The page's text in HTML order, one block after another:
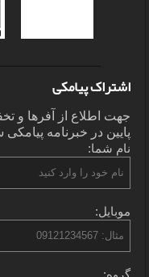
اشتراک پیامکی
پایین در خبرنامه
نام شما:
موبایل:
گروه: